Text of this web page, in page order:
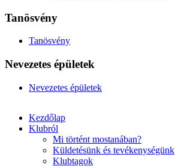
Tanösvény
Tanösvény
Nevezetes épületek
Nevezetes épületek
Kezdőlap
Klubról
Mi történt mostanában?
Küldetésünk és tevékenységünk
Klubtagok